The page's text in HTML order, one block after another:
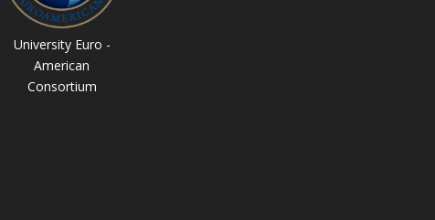
University Euro -
American
Consortium